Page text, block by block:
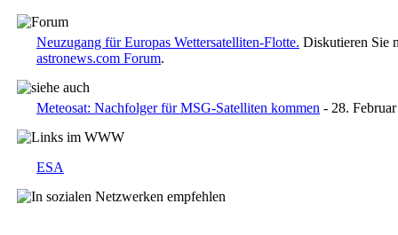
Neuzugang für Europas Wettersatelliten-Flotte. Diskutieren Sie
astronews.com Forum.
Meteosat: Nachfolger für MSG-Satelliten kommen - 28.
ESA